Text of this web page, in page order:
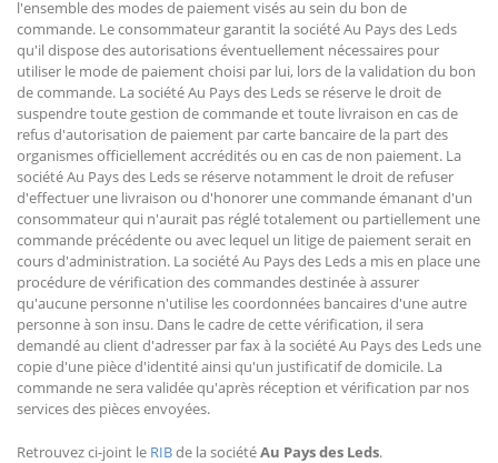
l'ensemble des modes de paiement visés au sein du bon de
commande. Le consommateur garantit la société Au Pays des Leds
qu'il dispose des autorisations éventuellement nécessaires pour
utiliser le mode de paiement choisi par lui, lors de la validation du bon
de commande. La société Au Pays des Leds se réserve le droit de
suspendre toute gestion de commande et toute livraison en cas de
refus d'autorisation de paiement par carte bancaire de la part des
organismes officiellement accrédités ou en cas de non paiement. La
société Au Pays des Leds se réserve notamment le droit de refuser
d'effectuer une livraison ou d'honorer une commande émanant d'un
consommateur qui n'aurait pas réglé totalement ou partiellement une
commande précédente ou avec lequel un litige de paiement serait en
cours d'administration. La société Au Pays des Leds a mis en place une
procédure de vérification des commandes destinée à assurer
qu'aucune personne n'utilise les coordonnées bancaires d'une autre
personne à son insu. Dans le cadre de cette vérification, il sera
demandé au client d'adresser par fax à la société Au Pays des Leds une
copie d'une pièce d'identité ainsi qu'un justificatif de domicile. La
commande ne sera validée qu'après réception et vérification par nos
services des pièces envoyées.
Retrouvez ci-joint le RIBde la sociétéAu Pays des Leds.